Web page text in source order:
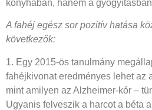
konyhában, hanem a
A fahéj egész sor pozitív hatása
következők:
1. Egy 2015-ös tanulmány
fahéjkivonat eredményes lehet az
mint amilyen az Alzheimer-kór –
Ugyanis felveszik a harcot a béta